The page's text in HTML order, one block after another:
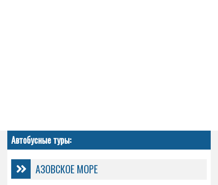
Автобусные туры:
АЗОВСКОЕ МОРЕ